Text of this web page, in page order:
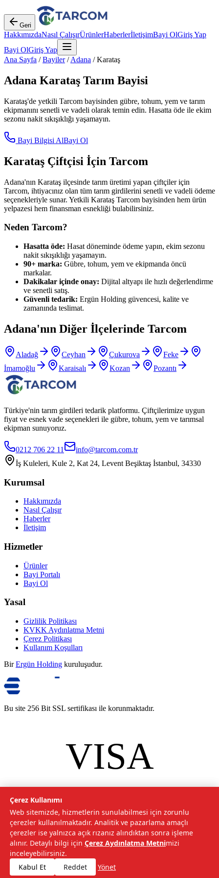
Geri
HakkımızdaNasıl ÇalışırÜrünlerHaberlerİletişimBayi OlGiriş Yap
Bayi OlGiriş Yap
Ana Sayfa /Bayiler/Adana /Karataş
Adana Karataş Tarım Bayisi
Karataş'de yetkili Tarcom bayisinden gübre, tohum, yem ve tarım
ekipmanını senetli ve vadeli olarak temin edin. Hasatta öde ile ekim
sezonu nakit sıkışıklığı yaşamayın.
Bayi Bilgisi AlBayi Ol
Karataş Çiftçisi İçin Tarcom
Adana'nın Karataş ilçesinde tarım üretimi yapan çiftçiler için
Tarcom, ihtiyacınız olan tüm tarım girdilerini senetli ve vadeli ödeme
seçenekleriyle sunar. Yetkili Karataş Tarcom bayisinden hem ürün
yelpazesi hem finansman esnekliği bulabilirsiniz.
Neden Tarcom?
Hasatta öde: Hasat döneminde ödeme yapın, ekim sezonu
nakit sıkışıklığı yaşamayın.
90+ marka: Gübre, tohum, yem ve ekipmanda öncü
markalar.
Dakikalar içinde onay: Dijital altyapı ile hızlı değerlendirme
ve senetli satış.
Güvenli tedarik: Ergün Holding güvencesi, kalite ve
zamanında teslimat.
Adana'nın Diğer İlçelerinde Tarcom
Aladağ Ceyhan Çukurova
Feke
İmamoğlu
Karaisalı Kozan Pozantı
Türkiye'nin tarım girdileri tedarik platformu. Çiftçilerimize uygun
fiyat ve esnek vade seçenekleri ile gübre, tohum, yem ve tarımsal
ekipman sunuyoruz.
0212 706 22 11
info@tarcom.com.tr
İş Kuleleri, Kule 2, Kat 24, Levent Beşiktaş İstanbul, 34330
Kurumsal
Hakkımızda
Nasıl Çalışır
Haberler
İletişim
Hizmetler
Ürünler
Bayi Portalı
Bayi Ol
Yasal
Gizlilik Politikası
KVKK Aydınlatma Metni
Çerez Politikası
Kullanım Koşulları
Bir Ergün Holding kuruluşudur.
Bu site 256 Bit SSL sertifikası ile korunmaktadır.
VISA
mastercard
2026Tarımcom Tarım ve Teknoloji A.Ş. Tüm hakları saklıdır.